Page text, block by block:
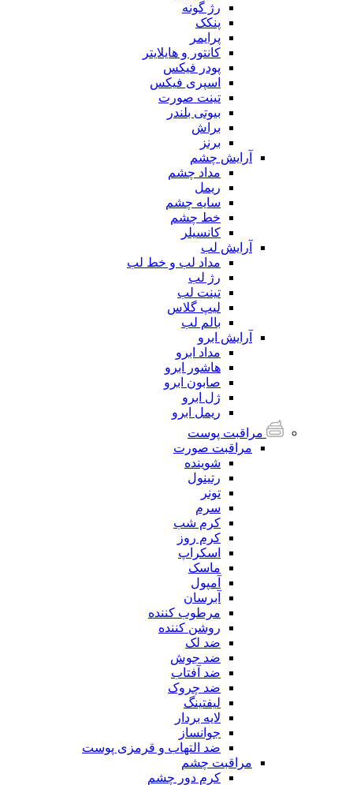
رژ گونه
پنکک
پرایمر
کانتور و هایلایتر
پودر فیکس
اسپری فیکس
تینت صورت
بیوتی بلندر
براش
برنز
آرایش چشم
مداد چشم
ریمل
سایه چشم
خط چشم
کانسیلر
آرایش لب
مداد لب و خط لب
رژ لب
تینت لب
لیپ گلاس
بالم لب
آرایش ابرو
مداد ابرو
هاشور ابرو
صابون ابرو
ژل ابرو
ریمل ابرو
مراقبت پوست
مراقبت صورت
شوینده
رتینول
تونر
سرم
کرم شب
کرم روز
اسکراپ
ماسک
آمپول
آبرسان
مرطوب کننده
روشن کننده
ضد لک
ضد جوش
ضد آفتاب
ضد چروک
لیفتینگ
لایه بردار
جوانساز
ضد التهاب و قرمزی پوست
مراقبت چشم
کرم دور چشم